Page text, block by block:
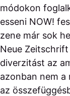
módokon
esseni NOW!
zene már sok
Neue
diverzitást az
azonban nem a
az